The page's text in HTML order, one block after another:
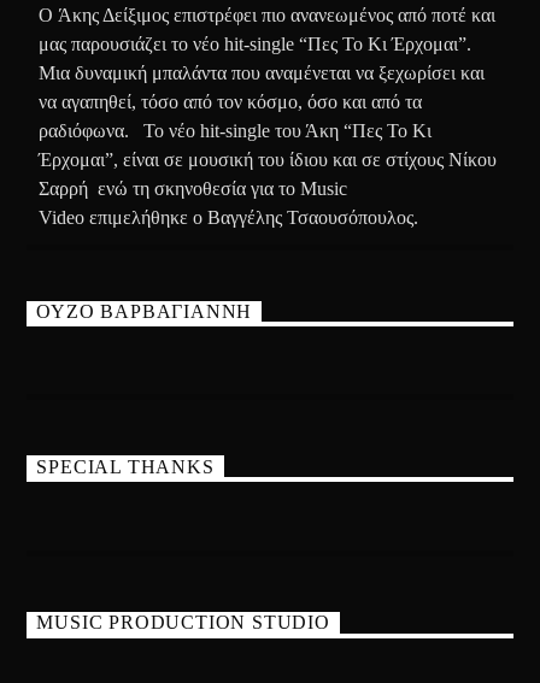
Ο Άκης Δείξιμος επιστρέφει πιο ανανεωμένος από ποτέ και
μας παρουσιάζει το νέο hit-single “Πες Το Κι Έρχομαι”.
Μια δυναμική μπαλάντα που αναμένεται να ξεχωρίσει και
να αγαπηθεί, τόσο από τον κόσμο, όσο και από τα
ραδιόφωνα. Το νέο hit-single του Άκη “Πες Το Κι
Έρχομαι”, είναι σε μουσική του ίδιου και σε στίχους Νίκου
Σαρρή ενώ τη σκηνοθεσία για το Music
Video επιμελήθηκε ο Βαγγέλης Τσαουσόπουλος.
ΟΥΖΟ ΒΑΡΒΑΓΙΑΝΝΗ
SPECIAL THANKS
MUSIC PRODUCTION STUDIO